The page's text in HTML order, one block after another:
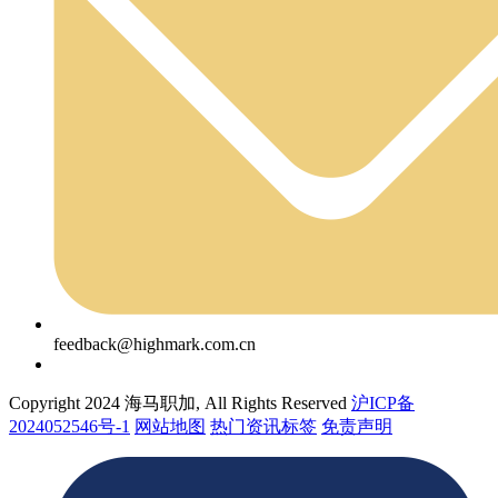
feedback@highmark.com.cn
Copyright 2024 海马职加, All Rights Reserved 沪ICP备
2024052546号-1 网站地图 热门资讯标签 免责声明